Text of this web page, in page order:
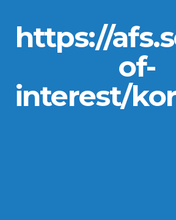
https://
of-
interest/